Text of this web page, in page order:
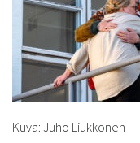
Kuva: Juho Liukkonen